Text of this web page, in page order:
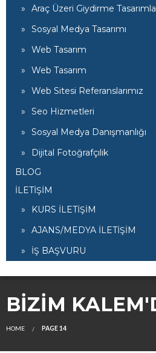
Araç Üzeri Giydirme
Sosyal Medya Tasarımı
Web Tasarım
Web Tasarım
Web Sitesi Referanslarımız
Seo Hizmetleri
Sosyal Medya Danışmanlığı
Dijital Fotoğrafçılık
BLOG
İLETİŞİM
KURS İLETİŞİM
AJANS/MEDYA İLETİŞİM
İŞ BAŞVURU
BIZIM
HOME PAGE 14